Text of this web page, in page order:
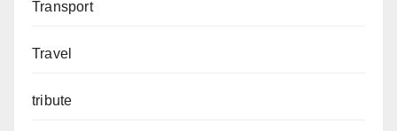
Transport
Travel
tribute